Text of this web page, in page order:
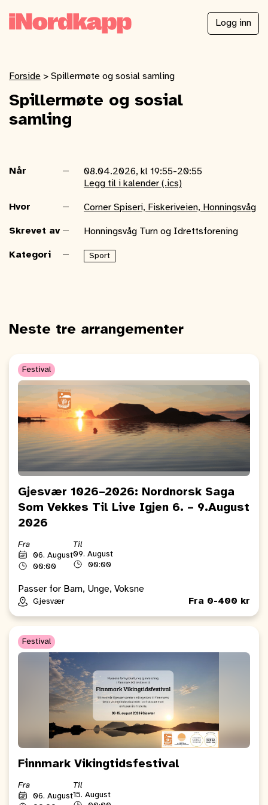
Logg inn
Forside > Spillermøte og sosial samling
Spillermøte og sosial
samling
Når
08.04.2026, kl 19:55-20:55
Legg til i kalender (.ics)
Hvor Corner Spiseri, Fiskeriveien, Honningsvåg
Skrevet av Honningsvåg Turn og Idrettsforening
Kategori Sport
Neste tre arrangementer
Festival
Gjesvær 1026–2026: Nordnorsk Saga
Som Vekkes Til Live Igjen 6. – 9.August
2026
Fra
06. August
00:00
Til
09. August
00:00
Passer for Barn, Unge, Voksne
Gjesvær Fra 0-400 kr
Festival
Finnmark Vikingtidsfestival
Fra
06. August
Til
15. August